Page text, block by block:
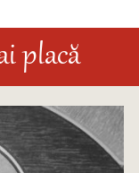
placă